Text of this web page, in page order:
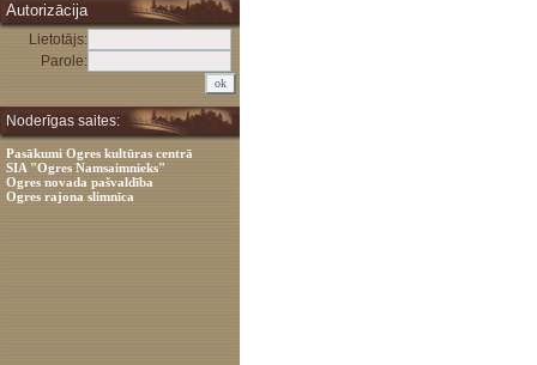
Autorizācija
Lietotājs:
Parole:
Noderīgas saites:
Pasākumi Ogres kultūras centrā
SIA "Ogres Namsaimnieks"
Ogres novada pašvaldība
Ogres rajona slimnīca